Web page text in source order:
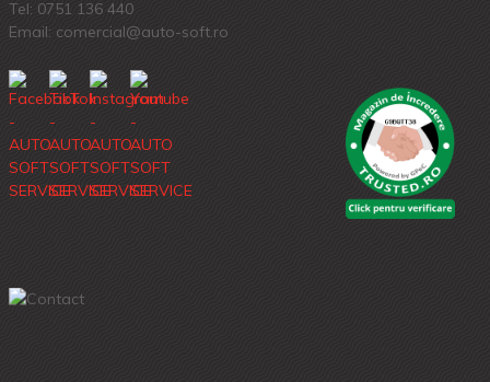
Tel: 0751 136 440
Email: comercial@auto-soft.ro